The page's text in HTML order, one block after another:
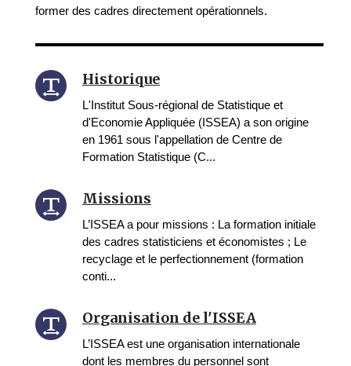
former des cadres directement opérationnels.
Historique
L'Institut Sous-régional de Statistique et
d'Economie Appliquée (ISSEA) a son origine
en 1961 sous l'appellation de Centre de
Formation Statistique (C...
Missions
L’ISSEA a pour missions : La formation initiale
des cadres statisticiens et économistes ; Le
recyclage et le perfectionnement (formation
conti...
Organisation de l'ISSEA
L’ISSEA est une organisation internationale
dont les membres du personnel sont